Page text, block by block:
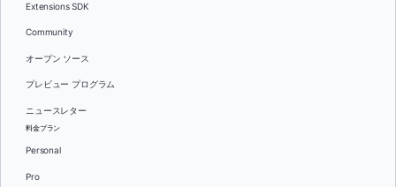
Extensions SDK
Community
オープン ソース
プレビュー プログラム
ニュースレター
料金プラン
Personal
Pro